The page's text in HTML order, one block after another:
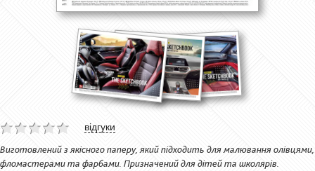
відгуки
Виготовлений з якісного паперу, який підходить для малювання олівцями,
фломастерами та фарбами. Призначений для дітей та школярів.